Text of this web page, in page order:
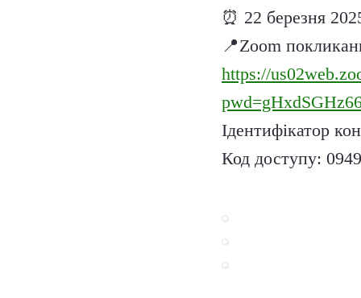
⏰ 22 березня
📍Zoom
https://
Ідентифікатор
Код доступу: